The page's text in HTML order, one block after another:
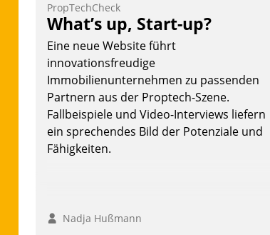
und Verwaltung von Aufträgen der
operativen Instandhaltung in die SAP-
Systemlandschaft deutscher
Wohnungsunternehmen – und
beschleunigt damit den Weg vom
Mieteranliegen zum Dienstleisterauftrag.
Nadja Hußmann
PropTechCheck
What’s up, Start-up?
Eine neue Website führt
innovationsfreudige
Immobilienunternehmen zu passenden
Partnern aus der Proptech-Szene.
Fallbeispiele und Video-Interviews liefern
ein sprechendes Bild der Potenziale und
Fähigkeiten.
Nadja Hußmann